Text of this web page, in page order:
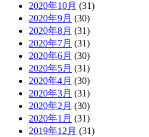
2020年10月 (31)
2020年9月 (30)
2020年8月 (31)
2020年7月 (31)
2020年6月 (30)
2020年5月 (31)
2020年4月 (30)
2020年3月 (31)
2020年2月 (30)
2020年1月 (31)
2019年12月 (31)